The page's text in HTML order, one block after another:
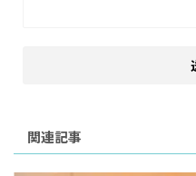
関連記事